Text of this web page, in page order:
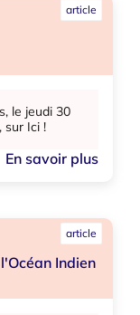
article
le jeudi 30
sur Ici !
En savoir plus
article
Indien